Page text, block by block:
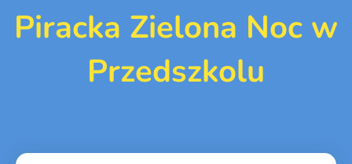
Piracka Zielona Noc w
Przedszkolu